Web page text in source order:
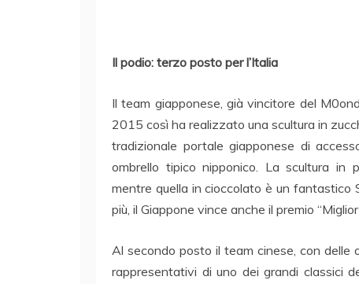
Il podio: terzo posto per l’Italia
Il team giapponese, già vincitore del
2015 così ha realizzato una scultura in
tradizionale portale giapponese di
ombrello tipico nipponico. La scultura in
mentre quella in cioccolato è un fantastico
più, il Giappone vince anche il premio
Al secondo posto il team cinese, con delle
rappresentativi di uno dei grandi classici